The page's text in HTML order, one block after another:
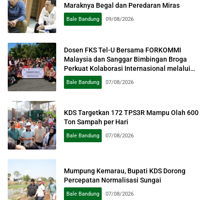
Maraknya Begal dan Peredaran Miras
Bale Bandung 09/08/2026
Dosen FKS Tel-U Bersama FORKOMMI
Malaysia dan Sanggar Bimbingan Broga
Perkuat Kolaborasi Internasional melalui
Pengabdian kepada Masyarakat
Bale Bandung 07/08/2026
KDS Targetkan 172 TPS3R Mampu Olah 600
Ton Sampah per Hari
Bale Bandung 07/08/2026
Mumpung Kemarau, Bupati KDS Dorong
Percepatan Normalisasi Sungai
Bale Bandung 07/08/2026